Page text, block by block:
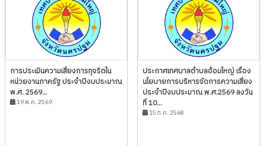
การประเมินความเสี่ยงการทุจริตใน
หน่วยงานภาครัฐ ประจำปีงบประมาณ
พ.ศ. 2569...
19 พ.ค. 2569
ประกาศเทศบาลตำบลอ้อมใหญ่ เรื่อง
นโยบายการบริหารจัดการความเสี่ยง
ประจำปีงบประมาณ พ.ศ.2569 ลงวัน
ที่ 10...
15 ต.ค. 2568